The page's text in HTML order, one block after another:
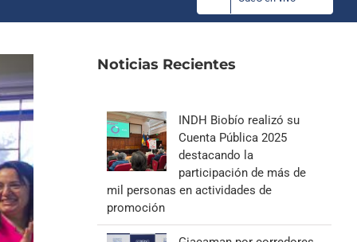
Noticias Recientes
INDH Biobío realizó su
Cuenta Pública 2025
destacando la
participación de más de
mil personas en actividades de
promoción